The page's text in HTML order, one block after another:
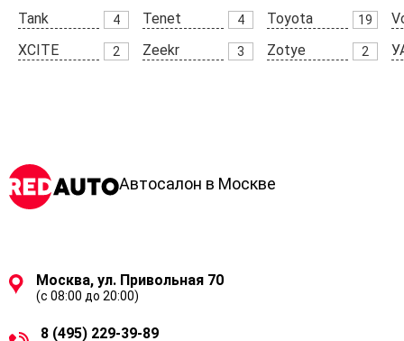
Tank
4 Tenet 4 Toyota 19
XCITE
2 Zeekr 3 Zotye 2
Автосалон в Москве
Москва, ул. Привольная 70
(с 08:00 до 20:00)
8 (495) 229-39-89